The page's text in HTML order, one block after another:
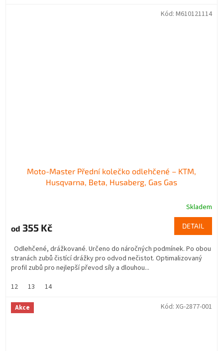
Moto-Master Přední kolečko odlehčené – KTM,
Husqvarna, Beta, Husaberg, Gas Gas
Skladem
od 355 Kč DETAIL
Odlehčené, drážkované. Určeno do náročných podmínek. Po obou
stranách zubů čistící drážky pro odvod nečistot. Optimalizovaný
profil zubů pro nejlepší převod síly a dlouhou...
12
13 14
Kód: M610121114
Akce Kód: XG-2877-001